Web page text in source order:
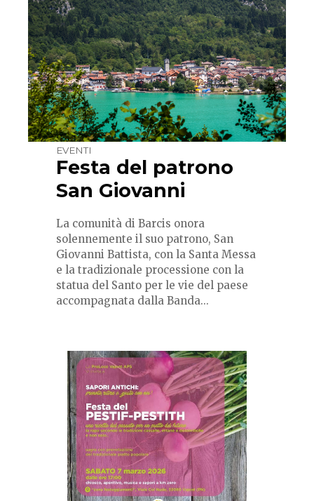
EVENTI
Festa del patrono
San Giovanni
La comunità di Barcis onora
solennemente il suo patrono, San
Giovanni Battista, con la Santa Messa
e la tradizionale processione con la
statua del Santo per le vie del paese
accompagnata dalla Banda...